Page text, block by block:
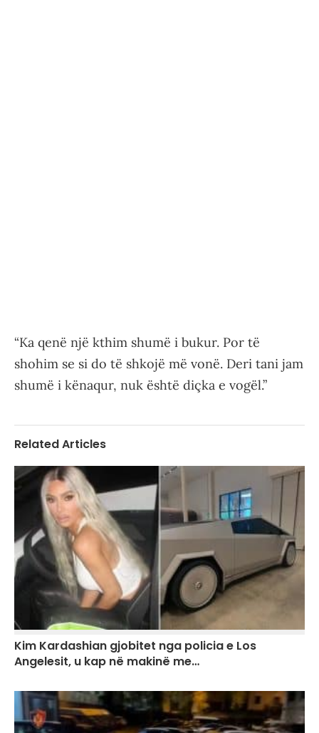
“Ka qenë një kthim shumë i bukur. Por të
shohim se si do të shkojë më vonë. Deri tani jam
shumë i kënaqur, nuk është diçka e vogël.”
Related Articles
Kim Kardashian gjobitet nga policia e Los
Angelesit, u kap në makinë me…